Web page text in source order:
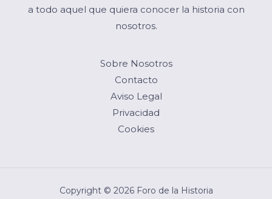
a todo aquel que quiera conocer la historia con
nosotros.
Sobre Nosotros
Contacto
Aviso Legal
Privacidad
Cookies
Copyright © 2026 Foro de la Historia